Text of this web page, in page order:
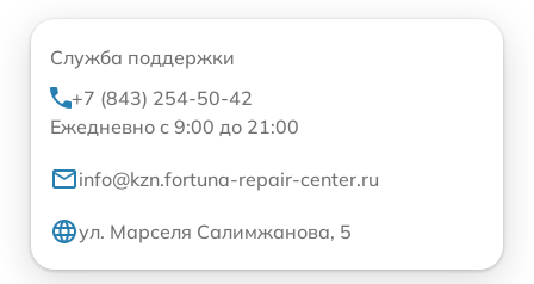
Служба поддержки
+7 (843) 254-50-42
Ежедневно с 9:00 до 21:00
info@kzn.fortuna-repair-center.ru
ул. Марселя Салимжанова, 5